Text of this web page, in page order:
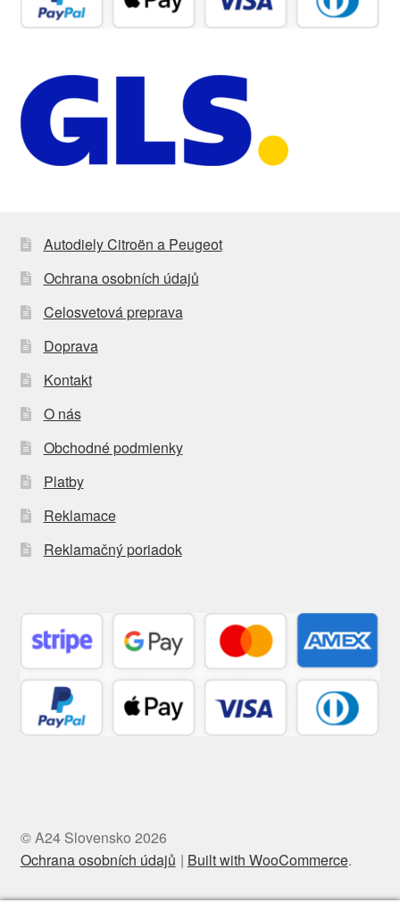
Autodiely Citroën a Peugeot
Ochrana osobních údajů
Celosvetová preprava
Doprava
Kontakt
O nás
Obchodné podmienky
Platby
Reklamace
Reklamačný poriadok
© A24 Slovensko 2026
Ochrana osobních údajů
Built with WooCommerce.